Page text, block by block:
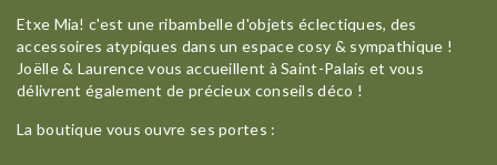
Etxe Mia! c'est une ribambelle d'objets éclectiques, des
accessoires atypiques dans un espace cosy & sympathique !
Joëlle & Laurence vous accueillent à Saint-Palais et vous
délivrent également de précieux conseils déco !
La boutique vous ouvre ses portes :